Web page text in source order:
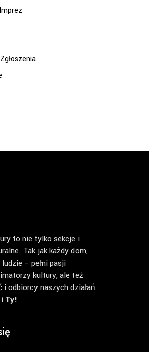
to nie tylko sekcje i
Tak jak każdy dom,
– pełni pasji
kultury, ale też
odbiorcy naszych działań.
Ty!